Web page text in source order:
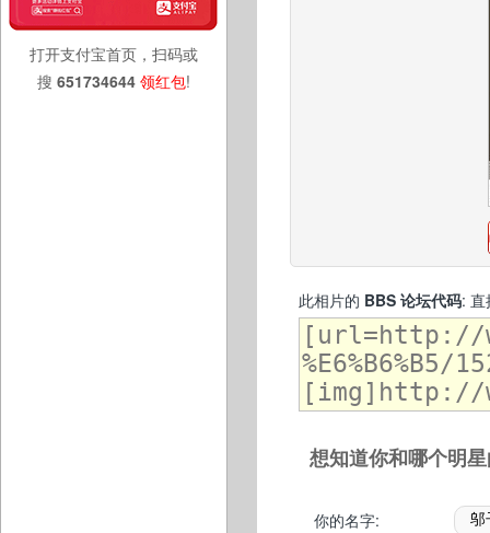
打开支付宝首页，扫码或
搜 651734644 领红包!
此相片的 BBS 论坛代码: 直
想知道你和哪个明
你的名字: